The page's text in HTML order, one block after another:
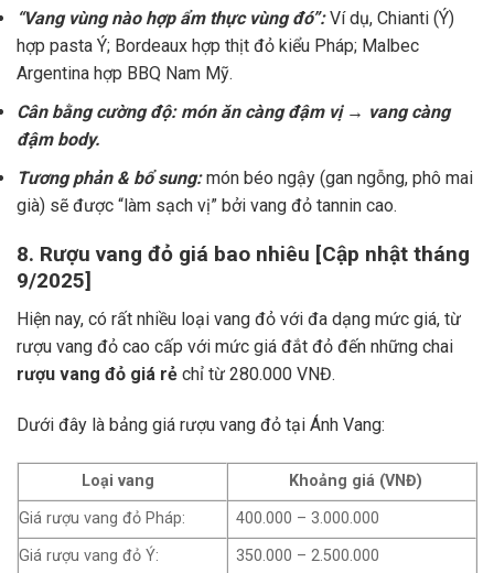
“Vang vùng nào hợp ẩm thực vùng đó”:Ví dụ, Chianti (Ý)
hợp pasta Ý; Bordeaux hợp thịt đỏ kiểu Pháp; Malbec
Argentina hợp BBQ Nam Mỹ.
Cân bằng cường độ: món ăn càng đậm vị → vang càng
đậm body.
Tương phản & bổ sung:món béo ngậy (gan ngỗng, phô mai
già) sẽ được “làm sạch vị” bởi vang đỏ tannin cao.
8. Rượu vang đỏ giá bao nhiêu [Cập nhật tháng
9/2025]
Hiện nay, có rất nhiều loại vang đỏ với đa dạng mức giá, từ
rượu vang đỏ cao cấp với mức giá đắt đỏ đến những chai
rượu vang đỏ giá rẻ chỉ từ 280.000 VNĐ.
Dưới đây là bảng giá rượu vang đỏ tại Ánh Vang:
Loại vang
Khoảng giá (VNĐ)
Giá rượu vang đỏ Pháp:
400.000 – 3.000.000
Giá rượu vang đỏ Ý:
350.000 – 2.500.000